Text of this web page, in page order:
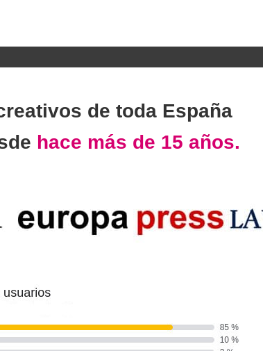
de toda España
hace más de 15 años.